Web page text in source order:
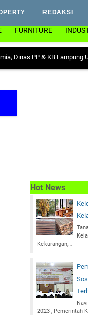
REDAKSI
FURNITURE
PP & KB Lampung Utara
Hot News
Kekurangan,…
2023 , Pemerintah